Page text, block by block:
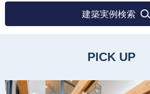
建築実例検索
PICK UP